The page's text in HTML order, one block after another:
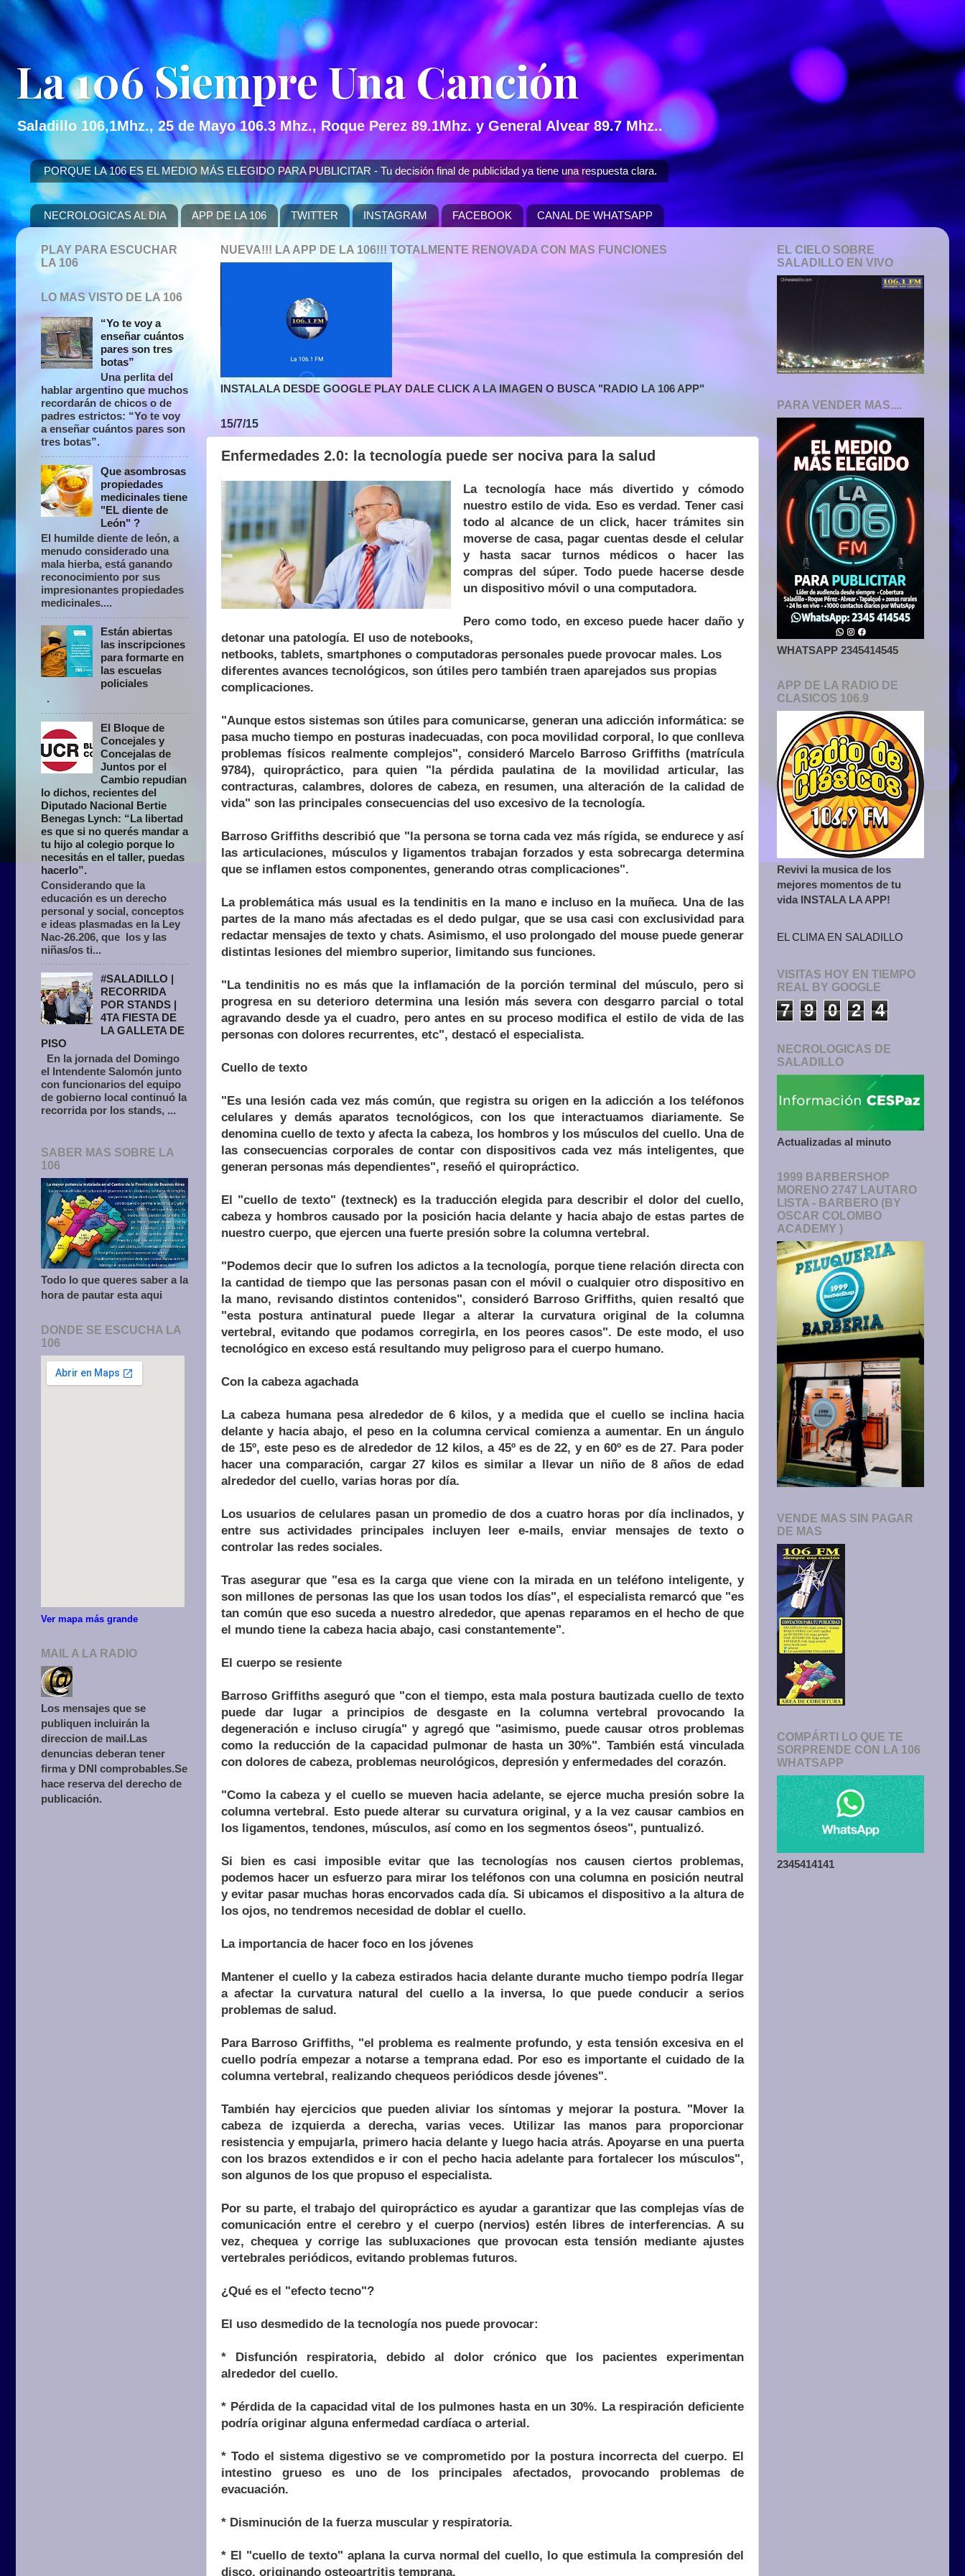
La 106 Siempre Una Canción
Saladillo 106,1Mhz., 25 de Mayo 106.3 Mhz., Roque Perez 89.1Mhz. y General Alvear 89.7 Mhz..
PORQUE LA 106 ES EL MEDIO MÁS ELEGIDO PARA PUBLICITAR - Tu decisión final de publicidad ya tiene una respuesta clara.
NECROLOGICAS AL DIA APP DE LA 106 TWITTER INSTAGRAM FACEBOOK CANAL DE WHATSAPP
NUEVA!!! LA APP DE LA 106!!! TOTALMENTE RENOVADA CON MAS FUNCIONES
INSTALALA DESDE GOOGLE PLAY DALE CLICK A LA IMAGEN O BUSCA "RADIO LA 106 APP"
15/7/15
Enfermedades 2.0: la tecnología puede ser nociva para la salud
La tecnología hace más divertido y cómodo
nuestro estilo de vida. Eso es verdad. Tener casi
todo al alcance de un click, hacer trámites sin
moverse de casa, pagar cuentas desde el celular
y hasta sacar turnos médicos o hacer las
compras del súper. Todo puede hacerse desde
un dispositivo móvil o una computadora.
Pero como todo, en exceso puede hacer daño y
detonar una patología. El uso de notebooks,
netbooks, tablets, smartphones o computadoras personales puede provocar males. Los
diferentes avances tecnológicos, son útiles pero también traen aparejados sus propias
complicaciones.
"Aunque estos sistemas son útiles para comunicarse, generan una adicción informática: se
pasa mucho tiempo en posturas inadecuadas, con poca movilidad corporal, lo que conlleva
problemas físicos realmente complejos", consideró Marcelo Barroso Griffiths (matrícula
9784), quiropráctico, para quien "la pérdida paulatina de la movilidad articular, las
contracturas, calambres, dolores de cabeza, en resumen, una alteración de la calidad de
vida" son las principales consecuencias del uso excesivo de la tecnología.
Barroso Griffiths describió que "la persona se torna cada vez más rígida, se endurece y así
las articulaciones, músculos y ligamentos trabajan forzados y esta sobrecarga determina
que se inflamen estos componentes, generando otras complicaciones".
La problemática más usual es la tendinitis en la mano e incluso en la muñeca. Una de las
partes de la mano más afectadas es el dedo pulgar, que se usa casi con exclusividad para
redactar mensajes de texto y chats. Asimismo, el uso prolongado del mouse puede generar
distintas lesiones del miembro superior, limitando sus funciones.
"La tendinitis no es más que la inflamación de la porción terminal del músculo, pero si
progresa en su deterioro determina una lesión más severa con desgarro parcial o total
agravando desde ya el cuadro, pero antes en su proceso modifica el estilo de vida de las
personas con dolores recurrentes, etc", destacó el especialista.
Cuello de texto
"Es una lesión cada vez más común, que registra su origen en la adicción a los teléfonos
celulares y demás aparatos tecnológicos, con los que interactuamos diariamente. Se
denomina cuello de texto y afecta la cabeza, los hombros y los músculos del cuello. Una de
las consecuencias corporales de contar con dispositivos cada vez más inteligentes, que
generan personas más dependientes", reseñó el quiropráctico.
El "cuello de texto" (textneck) es la traducción elegida para describir el dolor del cuello,
cabeza y hombros causado por la posición hacia delante y hacia abajo de estas partes de
nuestro cuerpo, que ejercen una fuerte presión sobre la columna vertebral.
"Podemos decir que lo sufren los adictos a la tecnología, porque tiene relación directa con
la cantidad de tiempo que las personas pasan con el móvil o cualquier otro dispositivo en
la mano, revisando distintos contenidos", consideró Barroso Griffiths, quien resaltó que
"esta postura antinatural puede llegar a alterar la curvatura original de la columna
vertebral, evitando que podamos corregirla, en los peores casos". De este modo, el uso
tecnológico en exceso está resultando muy peligroso para el cuerpo humano.
Con la cabeza agachada
La cabeza humana pesa alrededor de 6 kilos, y a medida que el cuello se inclina hacia
delante y hacia abajo, el peso en la columna cervical comienza a aumentar. En un ángulo
de 15º, este peso es de alrededor de 12 kilos, a 45º es de 22, y en 60º es de 27. Para poder
hacer una comparación, cargar 27 kilos es similar a llevar un niño de 8 años de edad
alrededor del cuello, varias horas por día.
Los usuarios de celulares pasan un promedio de dos a cuatro horas por día inclinados, y
entre sus actividades principales incluyen leer e-mails, enviar mensajes de texto o
controlar las redes sociales.
Tras asegurar que "esa es la carga que viene con la mirada en un teléfono inteligente, y
son millones de personas las que los usan todos los días", el especialista remarcó que "es
tan común que eso suceda a nuestro alrededor, que apenas reparamos en el hecho de que
el mundo tiene la cabeza hacia abajo, casi constantemente".
El cuerpo se resiente
Barroso Griffiths aseguró que "con el tiempo, esta mala postura bautizada cuello de texto
puede dar lugar a principios de desgaste en la columna vertebral provocando la
degeneración e incluso cirugía" y agregó que "asimismo, puede causar otros problemas
como la reducción de la capacidad pulmonar de hasta un 30%". También está vinculada
con dolores de cabeza, problemas neurológicos, depresión y enfermedades del corazón.
"Como la cabeza y el cuello se mueven hacia adelante, se ejerce mucha presión sobre la
columna vertebral. Esto puede alterar su curvatura original, y a la vez causar cambios en
los ligamentos, tendones, músculos, así como en los segmentos óseos", puntualizó.
Si bien es casi imposible evitar que las tecnologías nos causen ciertos problemas,
podemos hacer un esfuerzo para mirar los teléfonos con una columna en posición neutral
y evitar pasar muchas horas encorvados cada día. Si ubicamos el dispositivo a la altura de
los ojos, no tendremos necesidad de doblar el cuello.
La importancia de hacer foco en los jóvenes
Mantener el cuello y la cabeza estirados hacia delante durante mucho tiempo podría llegar
a afectar la curvatura natural del cuello a la inversa, lo que puede conducir a serios
problemas de salud.
Para Barroso Griffiths, "el problema es realmente profundo, y esta tensión excesiva en el
cuello podría empezar a notarse a temprana edad. Por eso es importante el cuidado de la
columna vertebral, realizando chequeos periódicos desde jóvenes".
También hay ejercicios que pueden aliviar los síntomas y mejorar la postura. "Mover la
cabeza de izquierda a derecha, varias veces. Utilizar las manos para proporcionar
resistencia y empujarla, primero hacia delante y luego hacia atrás. Apoyarse en una puerta
con los brazos extendidos e ir con el pecho hacia adelante para fortalecer los músculos",
son algunos de los que propuso el especialista.
Por su parte, el trabajo del quiropráctico es ayudar a garantizar que las complejas vías de
comunicación entre el cerebro y el cuerpo (nervios) estén libres de interferencias. A su
vez, chequea y corrige las subluxaciones que provocan esta tensión mediante ajustes
vertebrales periódicos, evitando problemas futuros.
¿Qué es el "efecto tecno"?
El uso desmedido de la tecnología nos puede provocar:
* Disfunción respiratoria, debido al dolor crónico que los pacientes experimentan
alrededor del cuello.
* Pérdida de la capacidad vital de los pulmones hasta en un 30%. La respiración deficiente
podría originar alguna enfermedad cardíaca o arterial.
* Todo el sistema digestivo se ve comprometido por la postura incorrecta del cuerpo. El
intestino grueso es uno de los principales afectados, provocando problemas de
evacuación.
* Disminución de la fuerza muscular y respiratoria.
* El "cuello de texto" aplana la curva normal del cuello, lo que estimula la compresión del
disco, originando osteoartritis temprana.
PLAY PARA ESCUCHAR
LA 106
LO MAS VISTO DE LA 106
“Yo te voy a
enseñar cuántos
pares son tres
botas”
Una perlita del
hablar argentino que muchos
recordarán de chicos o de
padres estrictos: “Yo te voy
a enseñar cuántos pares son
tres botas”.
Que asombrosas
propiedades
medicinales tiene
"EL diente de
León" ?
El humilde diente de león, a
menudo considerado una
mala hierba, está ganando
reconocimiento por sus
impresionantes propiedades
medicinales....
Están abiertas
las inscripciones
para formarte en
las escuelas
policiales
.
El Bloque de
Concejales y
Concejalas de
Juntos por el
Cambio repudian
lo dichos, recientes del
Diputado Nacional Bertie
Benegas Lynch: “La libertad
es que si no querés mandar a
tu hijo al colegio porque lo
necesitás en el taller, puedas
hacerlo”.
Considerando que la
educación es un derecho
personal y social, conceptos
e ideas plasmadas en la Ley
Nac-26.206, que los y las
niñas/os ti...
#SALADILLO |
RECORRIDA
POR STANDS |
4TA FIESTA DE
LA GALLETA DE
PISO
En la jornada del Domingo
el Intendente Salomón junto
con funcionarios del equipo
de gobierno local continuó la
recorrida por los stands, ...
SABER MAS SOBRE LA
106
Todo lo que queres saber a la
hora de pautar esta aqui
DONDE SE ESCUCHA LA
106
Ver mapa más grande
MAIL A LA RADIO
Los mensajes que se
publiquen incluirán la
direccion de mail.Las
denuncias deberan tener
firma y DNI comprobables.Se
hace reserva del derecho de
publicación.
EL CIELO SOBRE
SALADILLO EN VIVO
PARA VENDER MAS....
WHATSAPP 2345414545
APP DE LA RADIO DE
CLASICOS 106.9
Revivi la musica de los
mejores momentos de tu
vida INSTALA LA APP!
EL CLIMA EN SALADILLO
VISITAS HOY EN TIEMPO
REAL BY GOOGLE
7 9 0 2 4
NECROLOGICAS DE
SALADILLO
Actualizadas al minuto
1999 BARBERSHOP
MORENO 2747 LAUTARO
LISTA - BARBERO (BY
OSCAR COLOMBO
ACADEMY )
VENDE MAS SIN PAGAR
DE MAS
COMPÁRTI LO QUE TE
SORPRENDE CON LA 106
WHATSAPP
2345414141